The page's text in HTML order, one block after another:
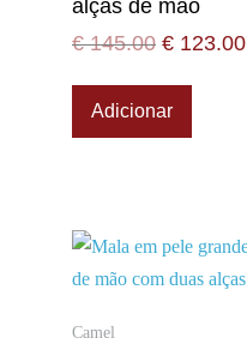
alças de mão
€145.00 € 123.00
Adicionar
Camel